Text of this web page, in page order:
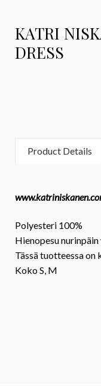
KATRI
DRESS
Product Details
Polyesteri 100%
Hienopesu nurinpäin
Tässä tuotteessa on
KokoS, M